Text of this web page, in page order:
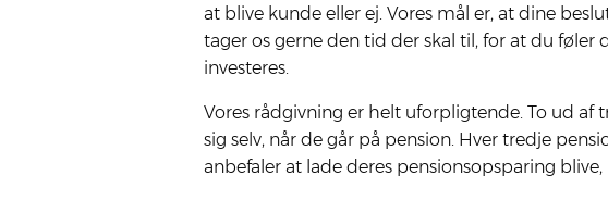
at bli­ve kun­de eller ej. Vores mål er, at dine
tager os ger­ne den tid der skal til, for at du føler
inve­ste­res.
Vores rådgivning er helt uforpligtende. To ud af
sig selv, når de går på pension. Hver tredje
anbefaler at lade deres pensionsopsparing